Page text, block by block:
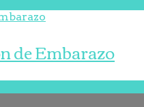
de Embarazo